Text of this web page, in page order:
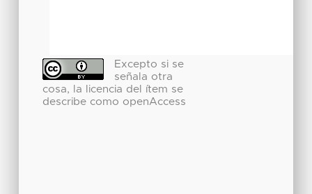
Excepto si se
señala otra
cosa, la licencia del ítem se
describe como openAccess